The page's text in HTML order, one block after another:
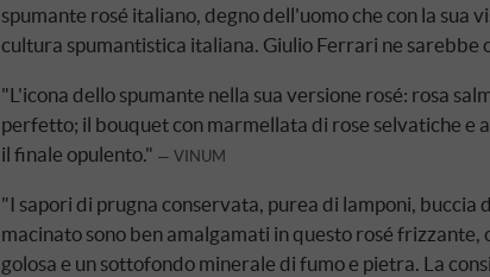
spumante rosé italiano, degno dell'uomo che con la sua
cultura spumantistica italiana. Giulio Ferrari ne sarebbe
"L'icona dello spumante nella sua versione rosé: rosa
perfetto; il bouquet con marmellata di rose selvatiche e
il finale opulento."
VINUM
"I sapori di prugna conservata, purea di lamponi, buccia
macinato sono ben amalgamati in questo rosé frizzante,
golosa e un sottofondo minerale di fumo e pietra. La